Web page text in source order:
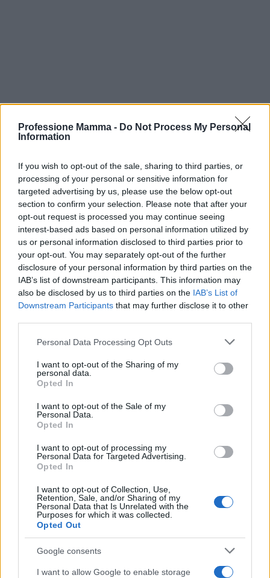
Professione Mamma - Do Not Process My Personal
Information
If you wish to opt-out of the sale, sharing to third parties, or
processing of your personal or sensitive information for
targeted advertising by us, please use the below opt-out
section to confirm your selection. Please note that after your
opt-out request is processed you may continue seeing
interest-based ads based on personal information utilized by
us or personal information disclosed to third parties prior to
your opt-out. You may separately opt-out of the further
disclosure of your personal information by third parties on the
IAB’s list of downstream participants. This information may
also be disclosed by us to third parties on the IAB’s List of
Downstream Participants that may further disclose it to other
Please note that this website/app uses one or more Google
not limited to your visit or usage behaviour. You may click to
grant or deny consent to Google and its third-party tags to
use your data for below specified purposes in below Google
consent section.
Personal Data Processing Opt Outs
I want to opt-out of the Sharing of my
personal data.
Opted In
I want to opt-out of the Sale of my
Personal Data.
Opted In
I want to opt-out of processing my
Personal Data for Targeted Advertising.
Opted In
I want to opt-out of Collection, Use,
Retention, Sale, and/or Sharing of my
Personal Data that Is Unrelated with the
Purposes for which it was collected.
Opted Out
Google consents
I want to allow Google to enable storage
Continua a leggere
MATERNITÀ E GRAVIDANZA
Perché l’Italia perde le sue giovani madri lavoratrici
Roberto Capelli · 8 Ago 2026
MATERNITÀ E GRAVIDANZA